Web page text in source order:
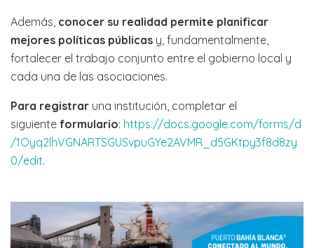
Además, conocer su realidad permite planificar
mejores políticas públicas y, fundamentalmente,
fortalecer el trabajo conjunto entre el gobierno local y
cada una de las asociaciones.
Para registrar una institución, completar el
siguiente formulario: https://docs.google.com/forms/d
/1Oyq2lhVGNARTSGUSvpuGYe2AVMR_d5GKtpy3f8d8zy
0/edit.